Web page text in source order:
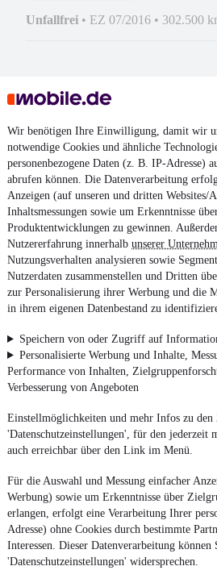
Wir benötigen Ihre Einwilligung, damit wir
notwendige Cookies und ähnliche
personenbezogene Daten (z. B. IP-Adresse)
abrufen können. Die Datenverarbeitung
Anzeigen (auf unseren und dritten Websites/
Inhaltsmessungen sowie um Erkenntnisse
Produktentwicklungen zu gewinnen.
Nutzererfahrung innerhalb unserer
Nutzungsverhalten analysieren sowie
Nutzerdaten zusammenstellen und Dritten
zur Personalisierung ihrer Werbung und die
in ihrem eigenen Datenbestand zu
Speichern von oder Zugriff auf
Personalisierte Werbung und Inhalte,
Performance von Inhalten,
Verbesserung von Angeboten
Einstellmöglichkeiten und mehr Infos zu den
'Datenschutzeinstellungen', für den
auch erreichbar über den Link im Menü.
Für die Auswahl und Messung einfacher
Werbung) sowie um Erkenntnisse über
erlangen, erfolgt eine Verarbeitung Ihrer
Adresse) ohne Cookies durch bestimmte
Interessen. Dieser Datenverarbeitung können
'Datenschutzeinstellungen' widersprechen.
Unfallfrei • EZ 07/2016 • 302.500
¹MwSt. ausweisbar
4.6 Sterne
Nutze mobile.de schnell und
Impressum
AGB
Vertrag widerrufen
Datenschutz
Datenschutzeinstellungen
Erklärung zur Barrierefreiheit
Powered by
ObNeuwagen ,Gebrauchtwagen
Fahrzeuge gibt es